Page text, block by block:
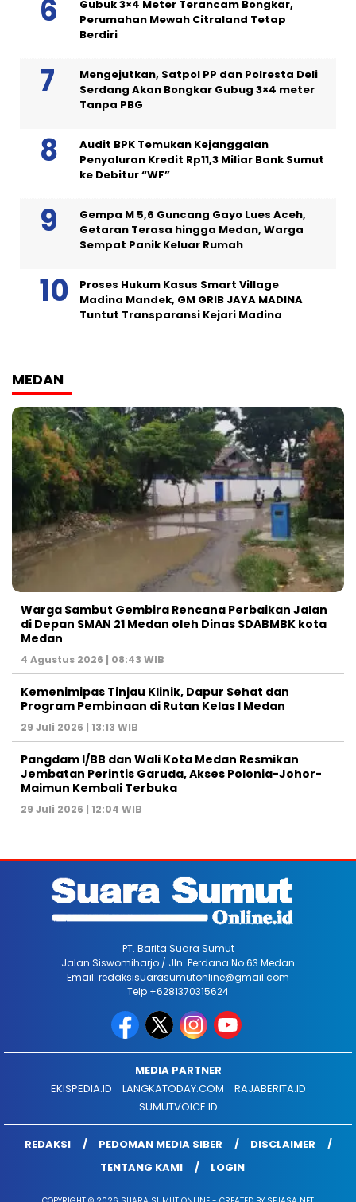
Gubuk 3×4 Meter Terancam Bongkar,
Perumahan Mewah Citraland Tetap
Berdiri
Mengejutkan, Satpol PP dan Polresta Deli
Serdang Akan Bongkar Gubug 3×4 meter
Tanpa PBG
Audit BPK Temukan Kejanggalan
Penyaluran Kredit Rp11,3 Miliar Bank Sumut
ke Debitur “WF”
Gempa M 5,6 Guncang Gayo Lues Aceh,
Getaran Terasa hingga Medan, Warga
Sempat Panik Keluar Rumah
Proses Hukum Kasus Smart Village
Madina Mandek, GM GRIB JAYA MADINA
Tuntut Transparansi Kejari Madina
MEDAN
Warga Sambut Gembira Rencana Perbaikan Jalan
di Depan SMAN 21 Medan oleh Dinas SDABMBK kota
Medan
4 Agustus 2026 | 08:43 WIB
Kemenimipas Tinjau Klinik, Dapur Sehat dan
Program Pembinaan di Rutan Kelas I Medan
29 Juli 2026 | 13:13 WIB
Pangdam I/BB dan Wali Kota Medan Resmikan
Jembatan Perintis Garuda, Akses Polonia-Johor-
Maimun Kembali Terbuka
29 Juli 2026 | 12:04 WIB
PT. Barita Suara Sumut
Jalan Siswomiharjo / Jln. Perdana No.63 Medan
Email: redaksisuarasumutonline@gmail.com
Telp +6281370315624
MEDIA PARTNER
EKISPEDIA.ID
LANGKATODAY.COM
RAJABERITA.ID
SUMUTVOICE.ID
REDAKSI PEDOMAN MEDIA SIBER
DISCLAIMER
TENTANG KAMI
LOGIN